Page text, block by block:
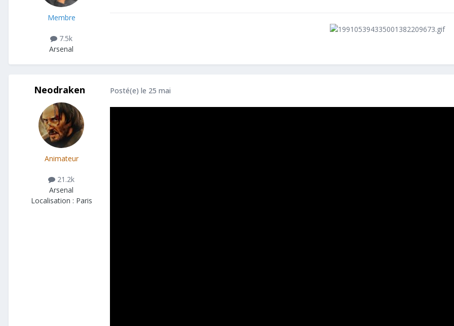
Membre
7.5k
Arsenal
Neodraken
Animateur
21.2k
Arsenal
Localisation : Paris
Posté(e) le 25 mai